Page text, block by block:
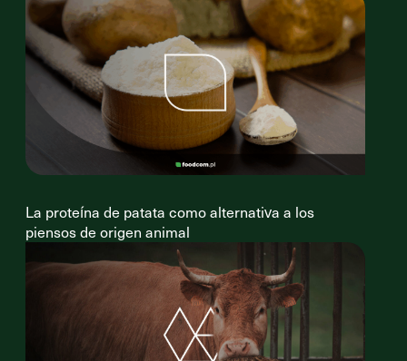
La proteína de patata como alternativa a los
piensos de origen animal